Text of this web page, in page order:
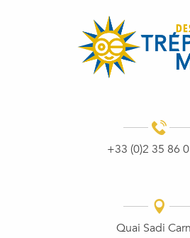
+33 (0)2 35 86
Quai Sadi